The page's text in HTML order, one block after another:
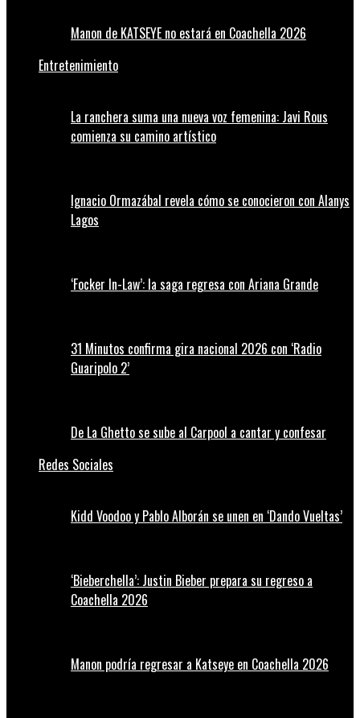
Manon de KATSEYE no estará en Coachella 2026
Entretenimiento
La ranchera suma una nueva voz femenina: Javi Rous
comienza su camino artístico
Ignacio Ormazábal revela cómo se conocieron con Alanys
Lagos
‘Focker In-Law’: la saga regresa con Ariana Grande
31 Minutos confirma gira nacional 2026 con ‘Radio
Guaripolo 2’
De La Ghetto se sube al Carpool a cantar y confesar
Redes Sociales
Kidd Voodoo y Pablo Alborán se unen en ‘Dando Vueltas’
‘Bieberchella’: Justin Bieber prepara su regreso a
Coachella 2026
Manon podría regresar a Katseye en Coachella 2026